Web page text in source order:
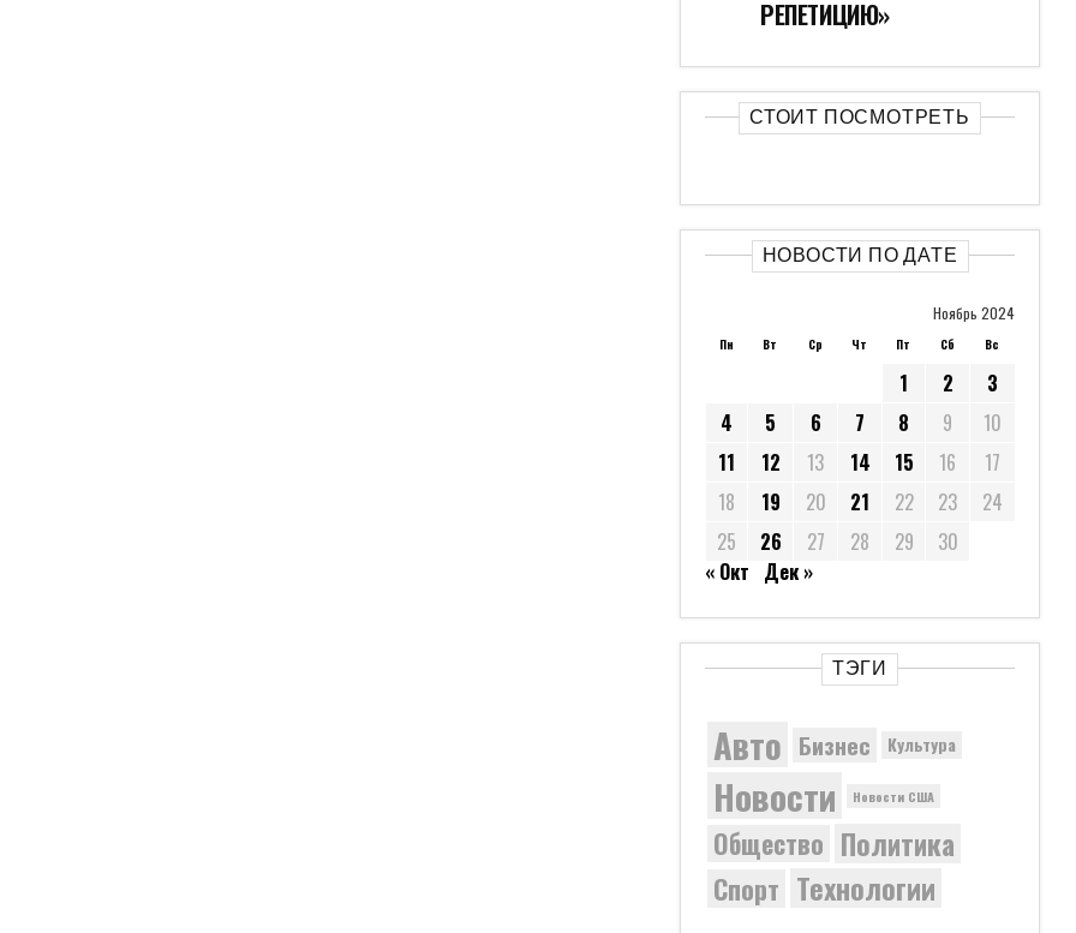
РЕПЕТИЦИЮ»
СТОИТ ПОСМОТРЕТЬ
НОВОСТИ ПО ДАТЕ
Ноябрь 2024
Пн Вт Ср Чт Пт Сб Вс
1 2
3
4
5 6 7 8 9
10
11
12 13 14 15 16
17
18
19 20 21 22 23
24
25
26 27 28 29
30
« Окт Дек »
ТЭГИ
Авто Бизнес Культура
Новости Новости США
Общество Политика
Спорт Технологии